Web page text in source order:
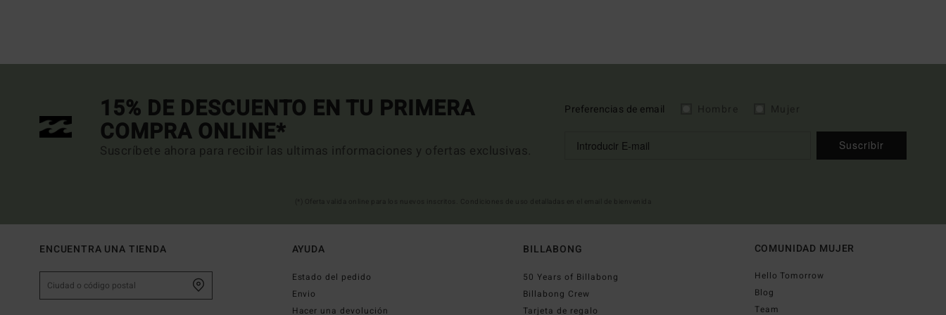
15% DE DESCUENTO EN TU PRIMERA
COMPRA ONLINE*
Suscríbete ahora para recibir las ultimas informaciones y ofertas exclusivas.
Preferencias de email
Suscribir
ENCUENTRA UNA TIENDA AYUDA
Estado del pedido
Envio
Hacer una devolución
BILLABONG
50 Years of Billabong
Billabong Crew
Tarjeta de regalo
COMUNIDAD MUJER
Hello Tomorrow
Blog
Team